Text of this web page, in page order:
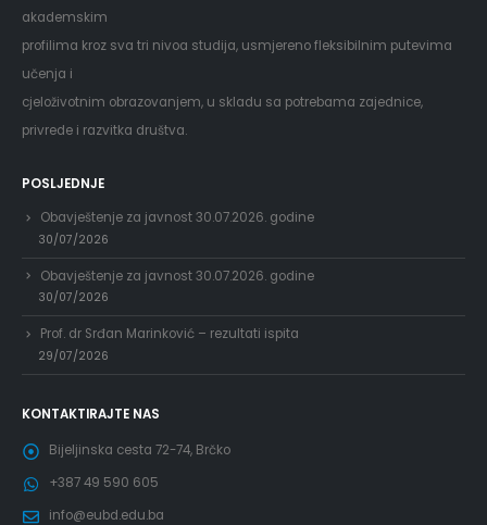
akademskim
profilima kroz sva tri nivoa studija, usmjereno fleksibilnim putevima
učenja i
cjeloživotnim obrazovanjem, u skladu sa potrebama zajednice,
privrede i razvitka društva.
POSLJEDNJE
Obavještenje za javnost 30.07.2026. godine
30/07/2026
Obavještenje za javnost 30.07.2026. godine
30/07/2026
Prof. dr Srđan Marinković – rezultati ispita
29/07/2026
KONTAKTIRAJTE NAS
Bijeljinska cesta 72-74, Brčko
+387 49 590 605
info@eubd.edu.ba